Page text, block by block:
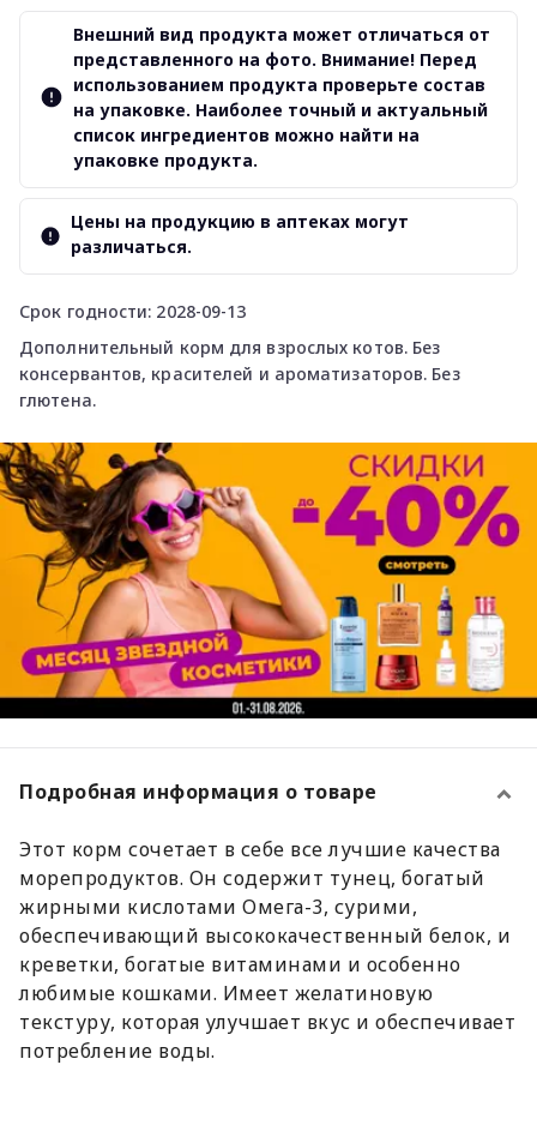
Срок годности: 2028-09-13
Дополнительный корм для взрослых котов. Без
консервантов, красителей и ароматизаторов. Без
глютена.
Внешний вид продукта может отличаться от
представленного на фото. Внимание! Перед
использованием продукта проверьте состав
на упаковке. Наиболее точный и актуальный
список ингредиентов можно найти на
упаковке продукта.
Цены на продукцию в аптеках могут
различаться.
Подробная информация о товаре
Этот корм сочетает в себе все лучшие качества
морепродуктов. Он содержит тунец, богатый
жирными кислотами Омега-3, сурими,
обеспечивающий высококачественный белок, и
креветки, богатые витаминами и особенно
любимые кошками. Имеет желатиновую
текстуру, которая улучшает вкус и обеспечивает
потребление воды.